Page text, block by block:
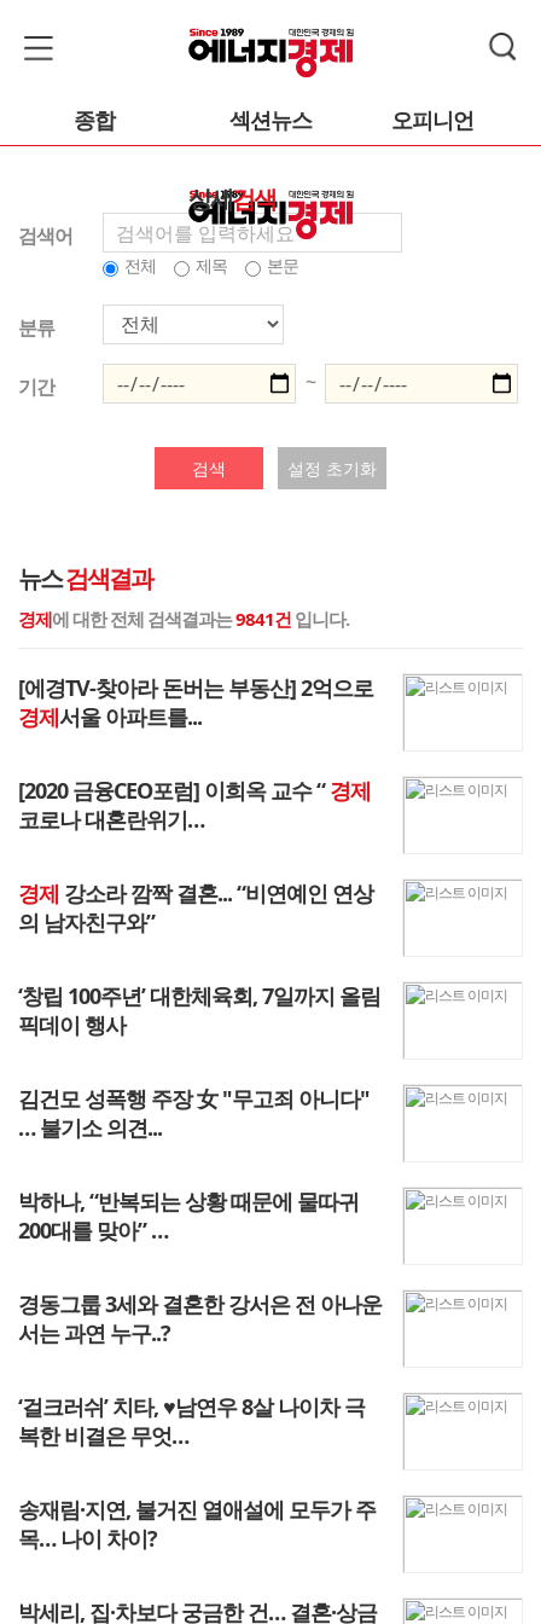
종합 섹션뉴스 오피니언
상세검색
검색어
전체 제목 본문
분류
기간 ~
검색 설정 초기화
뉴스검색결과
경제에 대한 전체 검색결과는9841건 입니다.
[에경TV-찾아라 돈버는 부동산] 2억으로
경제서울 아파트를...
[2020 금융CEO포럼] 이희옥 교수 “경제
코로나 대혼란위기…
경제 강소라 깜짝 결혼... “비연예인 연상
의 남자친구와”
‘창립 100주년’ 대한체육회, 7일까지 올림
픽데이 행사
김건모 성폭행 주장 女 "무고죄 아니다"
… 불기소 의견...
박하나, “반복되는 상황 때문에 물따귀
200대를 맞아” …
경동그룹 3세와 결혼한 강서은 전 아나운
서는 과연 누구..?
‘걸크러쉬’ 치타, ♥남연우 8살 나이차 극
복한 비결은 무엇…
송재림·지연, 불거진 열애설에 모두가 주
목… 나이 차이?
박세리, 집·차보다 궁금한 건… 결혼·상금